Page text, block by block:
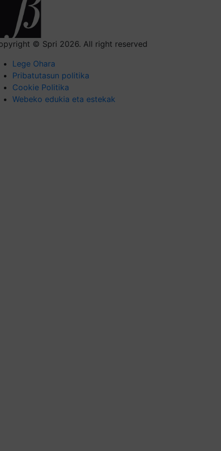
© Spri 2026. All right reserved
Lege Ohara
Pribatutasun politika
Cookie Politika
Webeko edukia eta estekak